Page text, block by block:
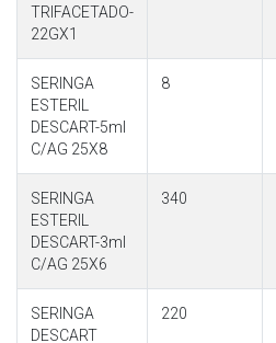
TRIFACETADO-
22GX1
SERINGA
ESTERIL
DESCART-5ml
C/AG 25X8
8
SERINGA
ESTERIL
DESCART-3ml
C/AG 25X6
340
SERINGA
DESCART
220